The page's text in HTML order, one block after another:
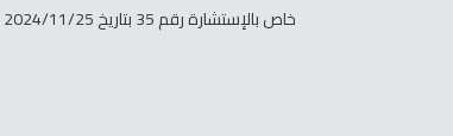
خاص بالإستشارة رقم 35 بتاريخ 2024/11/25